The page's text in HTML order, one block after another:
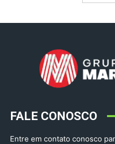
FALE CONOSCO
Entre em contato conosco